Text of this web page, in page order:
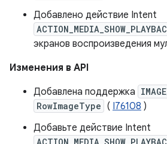
Добавлено действие Intent
экранов воспроизведения
Изменения в API
Добавлена ​​поддержка
RowImageType ( I76108 )
Добавьте действие Intent